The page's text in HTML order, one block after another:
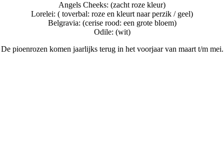
Angels Cheeks: (zacht roze kleur)
Lorelei: ( toverbal: roze en kleurt naar perzik / geel)
Belgravia: (cerise rood: een grote bloem)
Odile: (wit)
De pioenrozen komen jaarlijks terug in het voorjaar van maart t/m mei.